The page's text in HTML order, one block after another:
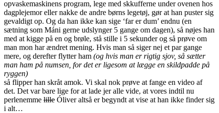
opvaskemaskinens program, lege med skkufferne under ovenen hos
dagplejemor eller nakke de andre børns legetøj, gør at han puster sig
gevaldigt op. Og da han ikke kan sige ‘far er dum’ endnu (en
sætning som Máni gerne udslynger 5 gange om dagen), så nøjes han
med at kigge på en og brøle, stå stille i 5 sekunder og så prøve om
man mon har ændret mening. Hvis man så siger nej et par gange
mere, og derefter flytter ham (og hvis man er rigtig sjov, så sætter
man ham på numsen, for det er ligesom at lægge en skildpadde på
ryggen)
så flipper han skråt amok. Vi skal nok prøve at fange en video af
det. Det var bare lige for at lade jer alle vide, at vores indtil nu
perlenemme lille Óliver altså er begyndt at vise at han ikke finder sig
i alt…